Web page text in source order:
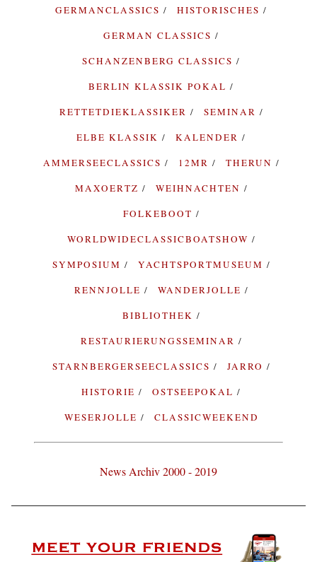
GERMANCLASSICS
HISTORISCHES
GERMAN CLASSICS
SCHANZENBERG CLASSICS
BERLIN KLASSIK POKAL
RETTETDIEKLASSIKER
SEMINAR
ELBE KLASSIK
KALENDER
AMMERSEECLASSICS
12MR
THERUN
MAXOERTZ
WEIHNACHTEN
FOLKEBOOT
WORLDWIDECLASSICBOATSHOW
SYMPOSIUM
YACHTSPORTMUSEUM
RENNJOLLE
WANDERJOLLE
BIBLIOTHEK
RESTAURIERUNGSSEMINAR
STARNBERGERSEECLASSICS
JARRO
HISTORIE
OSTSEEPOKAL
WESERJOLLE
CLASSICWEEKEND
News Archiv 2000 - 2019